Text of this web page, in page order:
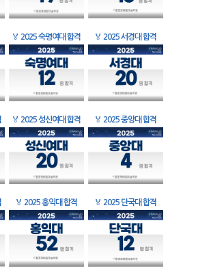
🏅 2025 숙명여대 합격 🏅 2025 서경대 합격
🏅 2025 성신여대 합격 🏅 2025 중앙대 합격
🏅 2025 홍익대 합격 🏅 2025 단국대 합격